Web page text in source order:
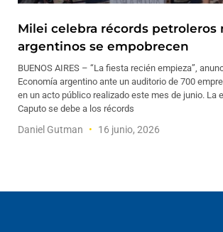
Milei celebra récords petroleros
argentinos se empobrecen
BUENOS AIRES – “La fiesta recién empieza”,
Economía argentino ante un auditorio de 700
en un acto público realizado este mes de junio. La
Caputo se debe a los récords
Daniel Gutman 16 junio, 2026